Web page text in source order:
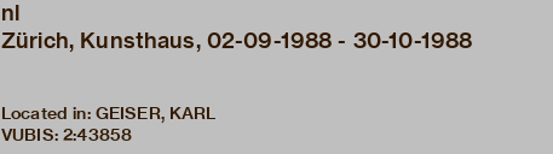
nl
Zürich, Kunsthaus, 02-09-1988 - 30-10-1988
Located in: GEISER, KARL
VUBIS: 2:43858